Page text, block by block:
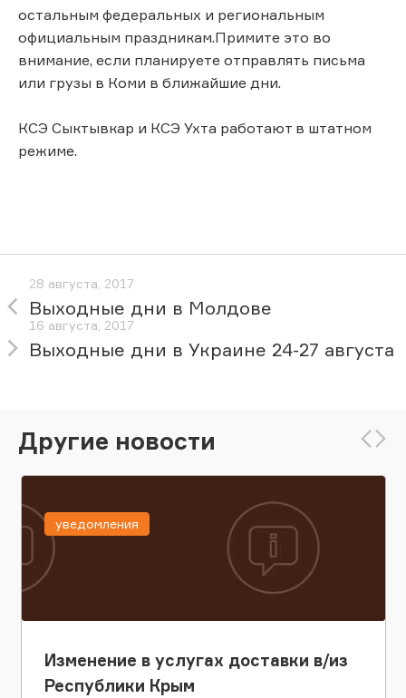
остальным федеральных и региональным
официальным праздникам.Примите это во
внимание, если планируете отправлять письма
или грузы в Коми в ближайшие дни.
КСЭ Сыктывкар и КСЭ Ухта работают в штатном
режиме.
28 августа, 2017
Выходные дни в Молдове
16 августа, 2017
Выходные дни в Украине 24-27 августа
Другие новости
Изменение в услугах доставки в/из
Республики Крым
уведомления